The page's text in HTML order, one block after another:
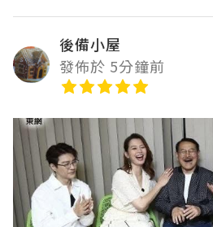
後備小屋
發佈於 5分鐘前